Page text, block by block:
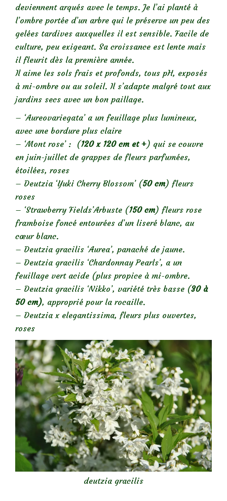
deviennent arqués avec le temps. Je l’ai planté à
l’ombre portée d’un arbre qui le préserve un peu des
gelées tardives auxquelles il est sensible. Facile de
culture, peu exigeant. Sa croissance est lente mais
il fleurit dès la première année.
Il aime les sols frais et profonds, tous pH, exposés
à mi-ombre ou au soleil. Il s’adapte malgré tout aux
jardins secs avec un bon paillage.
– ‘Aureovariegata’ a un feuillage plus lumineux,
avec une bordure plus claire
– ‘Mont rose’ : (120 x 120 cm et +) qui se couvre
en juin-juillet de grappes de fleurs parfumées,
étoilées, roses
– Deutzia ‘Yuki Cherry Blossom’ (50 cm) fleurs
roses
– ‘Strawberry Fields’Arbuste (150 cm) fleurs rose
framboise foncé entourées d’un liseré blanc, au
cœur blanc.
– Deutzia gracilis ‘Aurea’, panaché de jaune.
– Deutzia gracilis ‘Chardonnay Pearls’, a un
feuillage vert acide (plus propice à mi-ombre.
– Deutzia gracilis ‘Nikko’, variété très basse (30 à
50 cm), approprié pour la rocaille.
– Deutzia x elegantissima, fleurs plus ouvertes,
roses
deutzia gracilis